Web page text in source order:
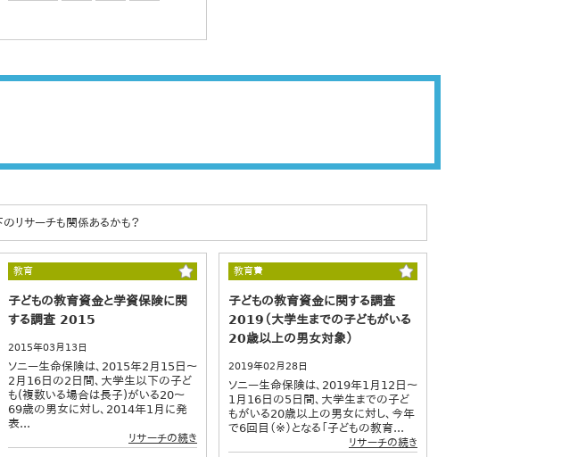
リサーチも関係あるかも？
教育
子どもの教育資金と学資保険に関
する調査 2015
2015年03月13日
ソニー生命保険は、2015年2月15日～
2月16日の2日間、大学生以下の子ど
も(複数いる場合は長子)がいる20～
69歳の男女に対し、2014年1月に発
表...
リサーチの続き
教育費
子どもの教育資金に関する調査
2019（大学生までの子どもがいる
20歳以上の男女対象）
2019年02月28日
ソニー生命保険は、2019年1月12日～
1月16日の5日間、大学生までの子ど
もがいる20歳以上の男女に対し、今年
で6回目（※）となる「子どもの教育...
リサーチの続き